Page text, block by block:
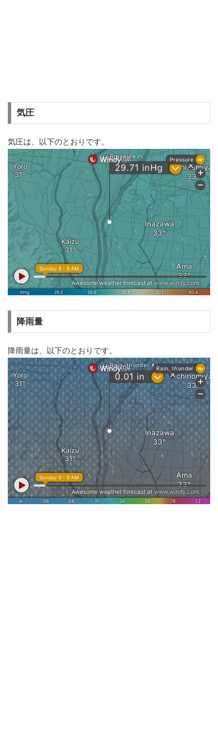
気圧
気圧は、以下のとおりです。
降雨量
降雨量は、以下のとおりです。